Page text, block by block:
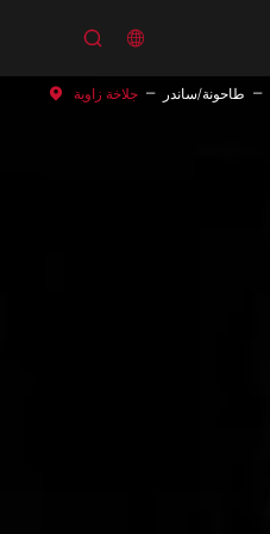


طاحونة/ساندر جلاخة زاوية